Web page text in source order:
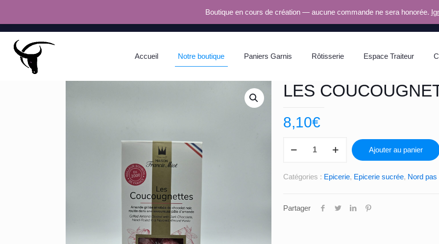
Accueil Notre boutique Paniers Garnis Rôtisserie Espace Traiteur
LES
8,10€
Ajouter au panier
Catégories : Epicerie, Epicerie sucrée, Nord pas
Partager
Boutique en cours de création — aucune commande ne sera honorée.